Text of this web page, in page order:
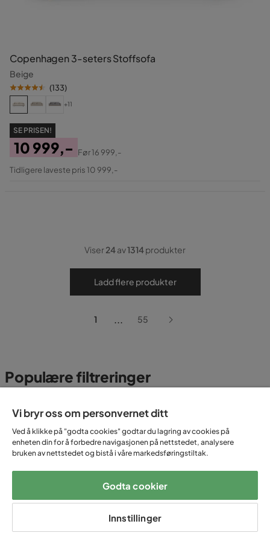
Copenhagen 3-seters Stoffsofa
Beige
(133)
+11
SE PRISEN!
Pris
10 999,-
Original
Før16 999,-
Tidligere laveste pris 10 999,-
Viser24av1314produkter
Ladd flere produkter
1 ... 55
Populære filtreringer
Beige sofa
Boucle sofa Buet sofa
Grå sofa Grønn sofa
Gul Sofa Hvit sofa
Kordfløyel sofa L sofa
Vi bryr oss om personvernet ditt
Ved å klikke på "godta cookies" godtar du lagring av cookies på
enheten din for å forbedre navigasjonen på nettstedet, analysere
bruken av nettstedet og bistå i våre markedsføringstiltak.
Godta cookier
Innstillinger